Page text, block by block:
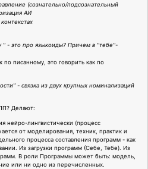
(сознательно/подсознательный
АИ
" - это про языкоиды? Причем в "тебе"-
по писанному, это говорить как по
- связка из двух крупных номинализаций
Делают:
нейро-лингвистически (процесс
от моделирования, техник, практик и
процесса составления программ - как
Из загрузки программ (Себе, Тебе). Из
В роли Программы может быть: модель,
или ни одно из перечисленных.